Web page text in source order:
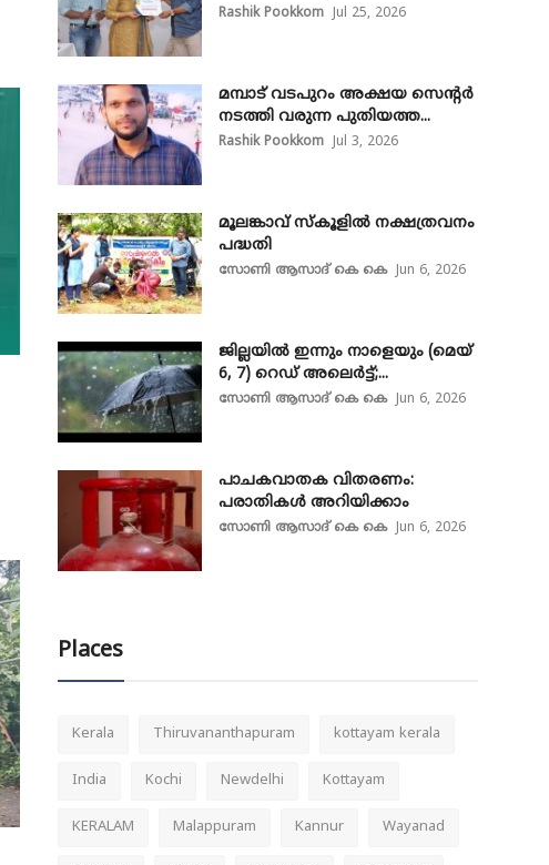
Rashik Pookkom Jul 25, 2026
മമ്പാട് വടപുറം അക്ഷയ സെന്റർ
നടത്തി വരുന്ന പുതിയത്ത...
Rashik Pookkom Jul 3, 2026
മൂലങ്കാവ് സ്കൂളിൽ നക്ഷത്രവനം
പദ്ധതി
സോണി ആസാദ് കെ കെ Jun 6, 2026
ജില്ലയിൽ ഇന്നും നാളെയും (മെയ്
6, 7) റെഡ് അലെർട്ട്;...
സോണി ആസാദ് കെ കെ Jun 6, 2026
പാചകവാതക വിതരണം:
പരാതികൾ അറിയിക്കാം
സോണി ആസാദ് കെ കെ Jun 6, 2026
Places
Kerala Thiruvananthapuram kottayam kerala
India Kochi Newdelhi Kottayam
KERALAM Malappuram Kannur Wayanad